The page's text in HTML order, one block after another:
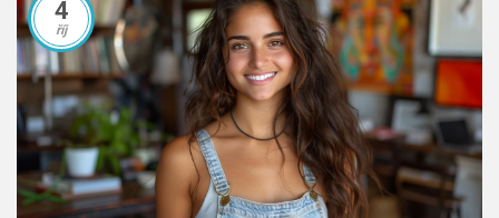
4
říj